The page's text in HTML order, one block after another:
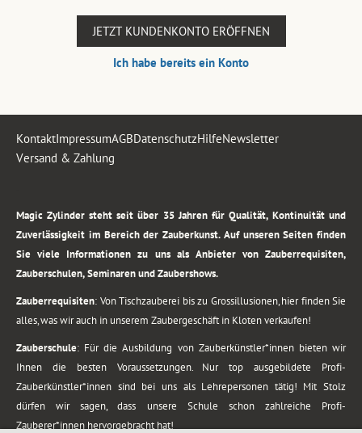
JETZT KUNDENKONTO ERÖFFNEN
Ich habe bereits ein Konto
KontaktImpressumAGBDatenschutzHilfeNewsletter
Versand & Zahlung
Magic Zylinder steht seit über 35 Jahren für Qualität, Kontinuität und
Zuverlässigkeit im Bereich der Zauberkunst. Auf unseren Seiten finden
Sie viele Informationen zu uns als Anbieter von Zauberrequisiten,
Zauberschulen, Seminaren und Zaubershows.
Zauberrequisiten: Von Tischzauberei bis zu Grossillusionen, hier finden Sie
alles, was wir auch in unserem Zaubergeschäft in Kloten verkaufen!
Zauberschule: Für die Ausbildung von Zauberkünstler*innen bieten wir
Ihnen die besten Voraussetzungen. Nur top ausgebildete Profi-
Zauberkünstler*innen sind bei uns als Lehrepersonen tätig! Mit Stolz
dürfen wir sagen, dass unsere Schule schon zahlreiche Profi-
Zauberer*innen hervorgebracht hat!